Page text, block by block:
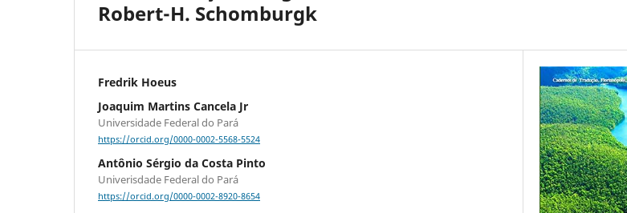
Robert-H. Schomburgk
Fredrik Hoeus
Joaquim Martins Cancela Jr
Universidade Federal do Pará
https://orcid.org/0000-0002-5568-5524
Antônio Sérgio da Costa Pinto
Univerisdade Federal do Pará
https://orcid.org/0000-0002-8920-8654